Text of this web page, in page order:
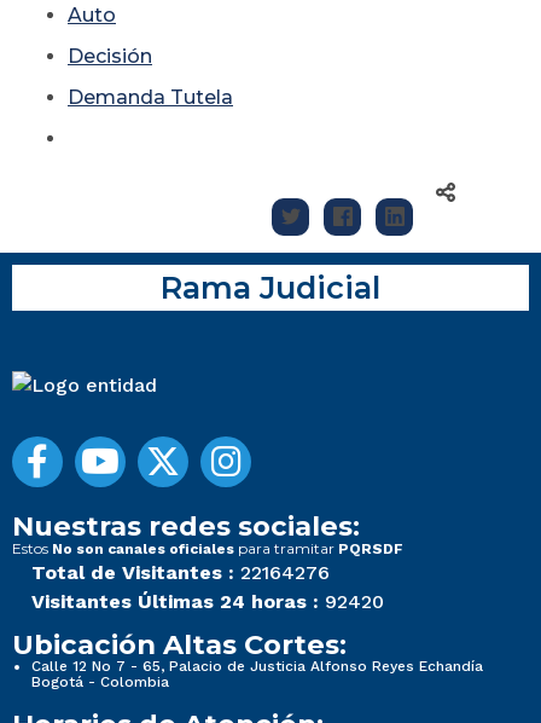
Auto
Decisión
Demanda Tutela
Rama Judicial
Nuestras redes sociales:
Estos No son canales oficiales para tramitar PQRSDF
Total de Visitantes : 22164276
Visitantes Últimas 24 horas : 92420
Ubicación Altas Cortes:
Calle 12 No 7 - 65, Palacio de Justicia Alfonso Reyes Echandía
Bogotá - Colombia